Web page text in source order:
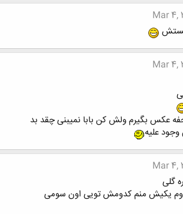
Mar 4,
Mar 4,
عکس بگیرم ولش کن بابا نمیبنی چقد بد
علیه
Mar 4,
گلی
یکیش منم کدومش تویی اون سومی